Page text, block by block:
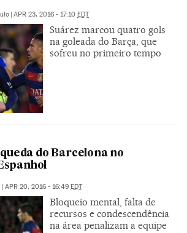
APR 23, 2016 - 17:10 EDT
Suárez marcou quatro gols
na goleada do Barça, que
sofreu no primeiro tempo
do Barcelona no
APR 20, 2016 - 16:49 EDT
Bloqueio mental, falta de
recursos e condescendência
na área penalizam a equipe